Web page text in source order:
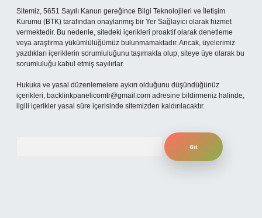
Sitemiz, 5651 Sayılı Kanun gereğince Bilgi Teknolojileri ve İletişim
Kurumu (BTK) tarafından onaylanmış bir Yer Sağlayıcı olarak hizmet
vermektedir. Bu nedenle, sitedeki içerikleri proaktif olarak denetleme
veya araştırma yükümlülüğümüz bulunmamaktadır. Ancak, üyelerimiz
yazdıkları içeriklerin sorumluluğunu taşımakta olup, siteye üye olarak bu
sorumluluğu kabul etmiş sayılırlar.
Hukuka ve yasal düzenlemelere aykırı olduğunu düşündüğünüz
içerikleri, backlinkpanelicomtr@gmail.com adresine bildirmeniz halinde,
ilgili içerikler yasal süre içerisinde sitemizden kaldırılacaktır.